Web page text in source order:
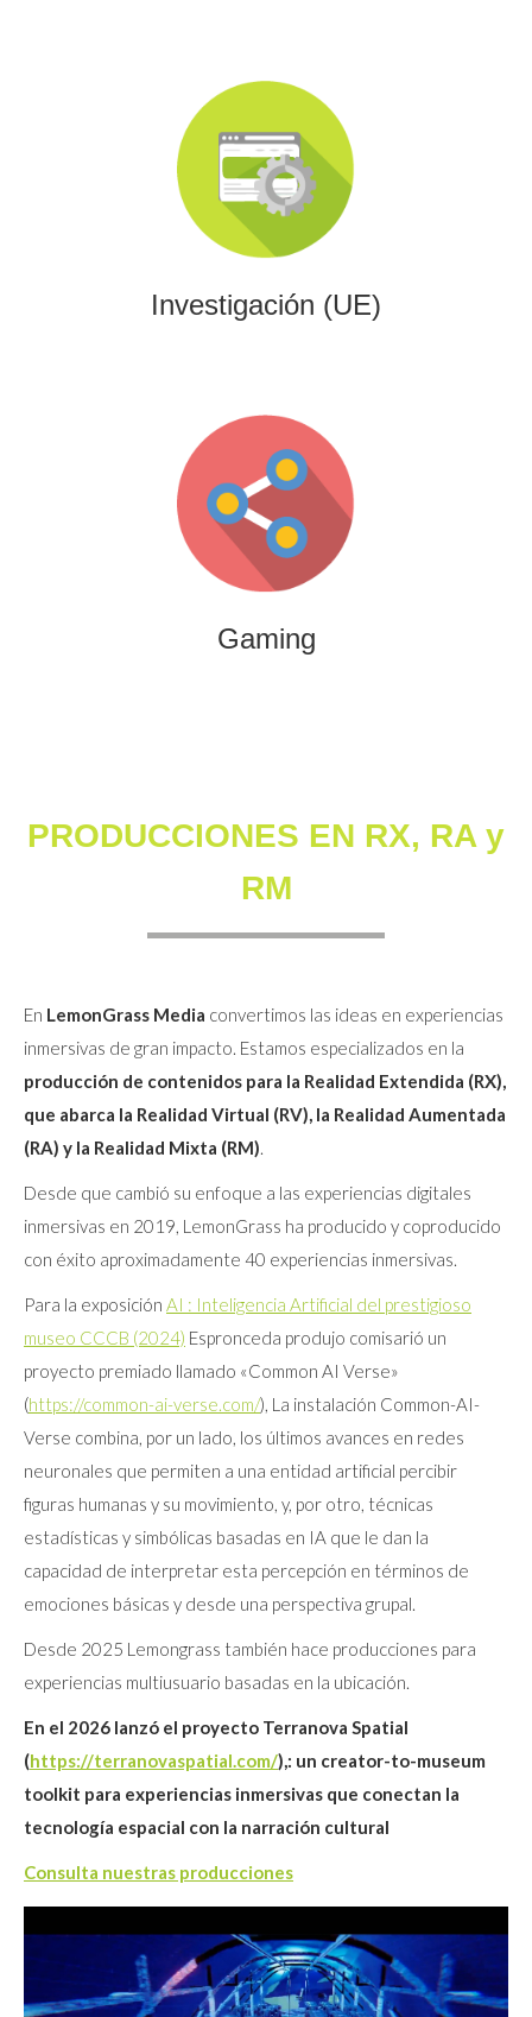
Investigación (UE)
Investigación (UE)
Impulsamos proyectos de I+D+i alineados con programas
europeos, conectando innovación tecnológica con
financiación estratégica.
Gaming
Gaming
Desarrollamos experiencias interactivas y videojuegos
que combinan entretenimiento, innovación y engagement
para marcas y audiencias.
PRODUCCIONES EN RX, RA y
RM
En LemonGrass Media convertimos las ideas en experiencias
inmersivas de gran impacto. Estamos especializados en la
producción de contenidos para la Realidad Extendida (RX),
que abarca la Realidad Virtual (RV), la Realidad Aumentada
(RA) y la Realidad Mixta (RM).
Desde que cambió su enfoque a las experiencias digitales
inmersivas en 2019, LemonGrass ha producido y coproducido
con éxito aproximadamente 40 experiencias inmersivas.
Para la exposición AI : Inteligencia Artificial del prestigioso
museo CCCB (2024) Espronceda produjo comisarió un
proyecto premiado llamado «Common AI Verse»
(https://common-ai-verse.com/), La instalación Common-AI-
Verse combina, por un lado, los últimos avances en redes
neuronales que permiten a una entidad artificial percibir
figuras humanas y su movimiento, y, por otro, técnicas
estadísticas y simbólicas basadas en IA que le dan la
capacidad de interpretar esta percepción en términos de
emociones básicas y desde una perspectiva grupal.
Desde 2025 Lemongrass también hace producciones para
experiencias multiusuario basadas en la ubicación.
En el 2026 lanzó el proyecto Terranova Spatial
(https://terranovaspatial.com/),: un creator-to-museum
toolkit para experiencias inmersivas que conectan la
tecnología espacial con la narración cultural
Consulta nuestras producciones